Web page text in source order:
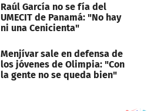
Raúl García no se fía del
UMECIT de Panamá: "No hay
ni una Cenicienta"
Menjívar sale en defensa de
los jóvenes de Olimpia: "Con
la gente no se queda bien"